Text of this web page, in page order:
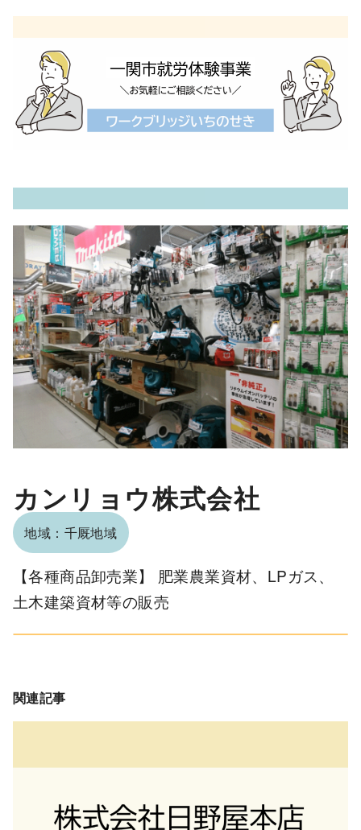
カンリョウ株式会社
地域：千厩地域
【各種商品卸売業】 肥業農業資材、LPガス、
土木建築資材等の販売
関連記事